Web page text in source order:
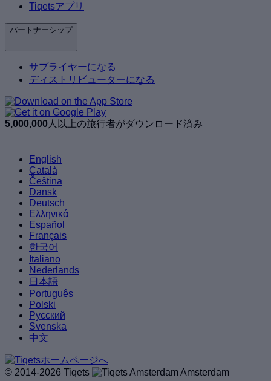
Tiqetsアプリ
パートナーシップ
サプライヤーになる
ディストリビューターになる
5,000,000 人以上の旅行者がダウンロード済み
English
Català
Čeština
Dansk
Deutsch
Ελληνικά
Español
Français
한국어
Italiano
Nederlands
日本語
Português
Polski
Русский
Svenska
中文
© 2014-2026 Tiqets
Amsterdam